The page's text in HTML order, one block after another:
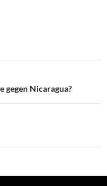
gegen Nicaragua?